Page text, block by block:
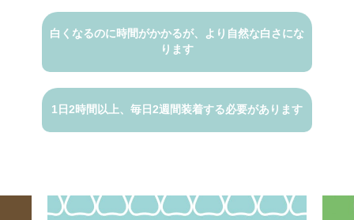
白くなるのに時間がかかるが、
より自然な白さにな
ります
1日2時間以上、毎日2週間装着する必要があります